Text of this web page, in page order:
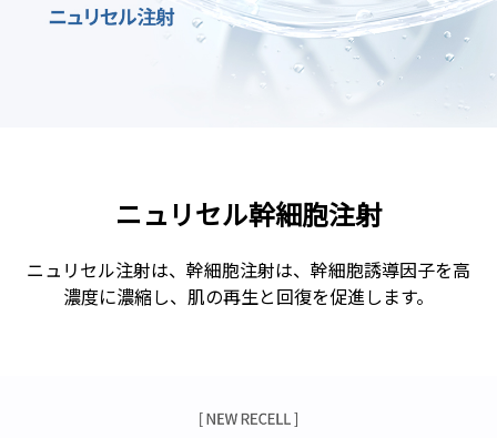
ニュリセル幹細胞注射
ニュリセル注射は、幹細胞注射は、幹細胞誘導因子を高
濃度に濃縮し、肌の再生と回復を促進します。